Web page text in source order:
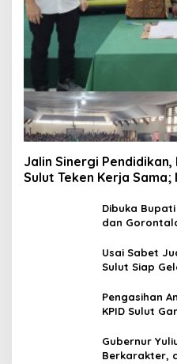
Jalin Sinergi Pendidikan,
Sulut Teken Kerja
Dibuka
dan
Usai Sabet
Sulut Siap
Pengasihan
KPID Sulut
Gubernur
Berkarakter,